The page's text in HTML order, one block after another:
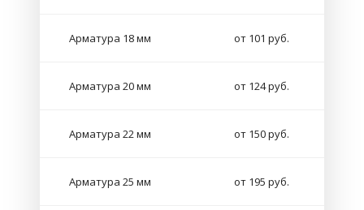
Арматура 18 мм от 101 руб.
Арматура 20 мм от 124 руб.
Арматура 22 мм от 150 руб.
Арматура 25 мм от 195 руб.